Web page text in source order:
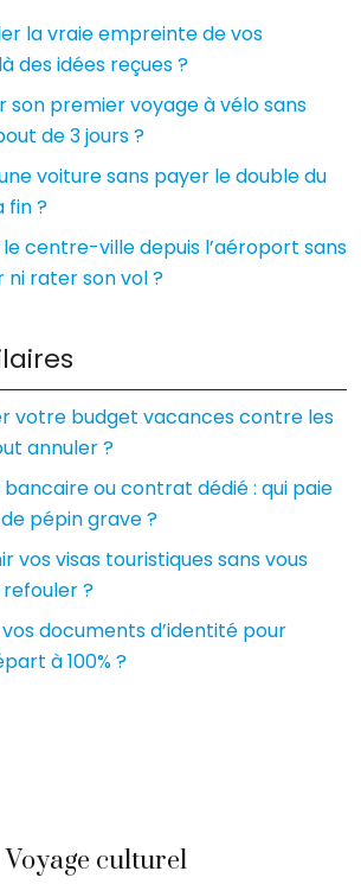
la vraie empreinte de vos
des idées reçues ?
son premier voyage à vélo sans
de 3 jours ?
voiture sans payer le double du
fin ?
centre-ville depuis l’aéroport sans
ni rater son vol ?
votre budget vacances contre les
annuler ?
ou contrat dédié : qui paie
pépin grave ?
vos visas touristiques sans vous
?
documents d’identité pour
à 100% ?
Voyage culturel